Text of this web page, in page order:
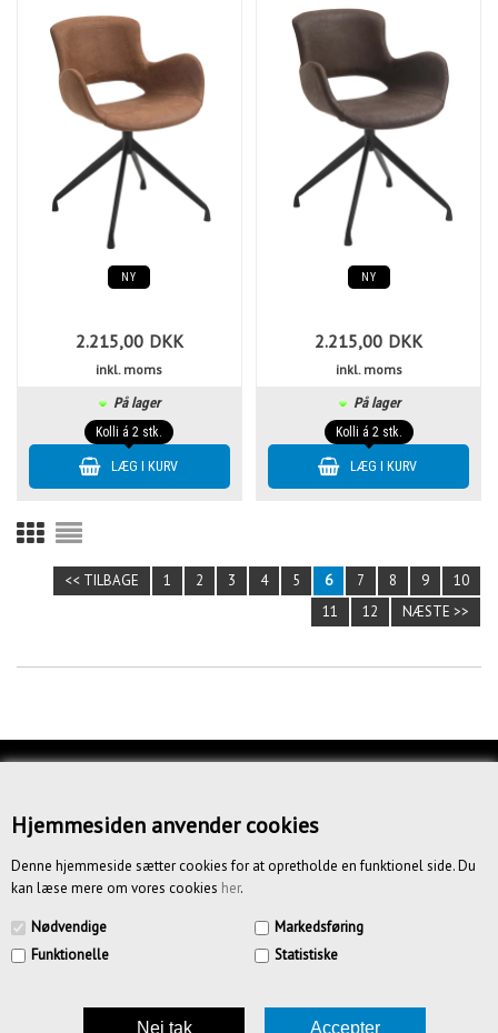
Hjemmesiden anvender cookies
Denne hjemmeside sætter cookies for at opretholde en funktionel side. Du
kan læse mere om vores cookies her.
Nødvendige
Markedsføring
Funktionelle
Statistiske
NY
2.215,00 DKK
inkl. moms
På lager
Kolli á 2 stk.
NY
2.215,00 DKK
inkl. moms
På lager
Kolli á 2 stk.
<< TILBAGE 1 2 3 4 5 6 7 8 9
10
11
12 NÆSTE >>
OM OS
BETINGELSER
CREATIV.DK APS | Vandmestervej 20 | 2630 Tåstrup | CVR